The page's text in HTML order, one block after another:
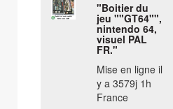
"Boitier du
jeu ""GT64"",
nintendo 64,
visuel PAL
FR."
Mise en ligne il
y a 3579j 1h
France